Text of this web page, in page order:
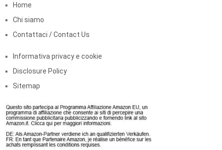
Home
Chi siamo
Contattaci / Contact Us
Informativa privacy e cookie
Disclosure Policy
Sitemap